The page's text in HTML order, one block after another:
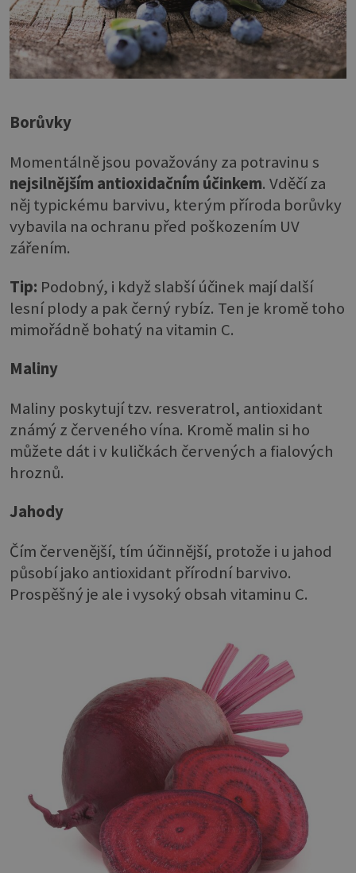
Borůvky
Momentálně jsou považovány za potravinu s
nejsilnějším antioxidačním účinkem. Vděčí za
něj typickému barvivu, kterým příroda borůvky
vybavila na ochranu před poškozením UV
zářením.
Tip: Podobný, i když slabší účinek mají další
lesní plody a pak černý rybíz. Ten je kromě toho
mimořádně bohatý na vitamin C.
Maliny
Maliny poskytují tzv. resveratrol, antioxidant
známý z červeného vína. Kromě malin si ho
můžete dát i v kuličkách červených a fialových
hroznů.
Jahody
Čím červenější, tím účinnější, protože i u jahod
působí jako antioxidant přírodní barvivo.
Prospěšný je ale i vysoký obsah vitaminu C.